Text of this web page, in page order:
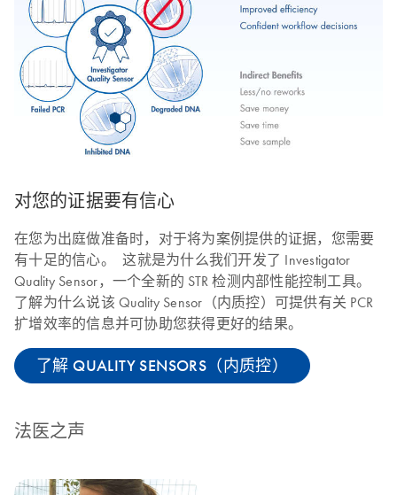
对您的证据要有信心
在您为出庭做准备时，对于将为案例提供的证据，您需要
有十足的信心。 这就是为什么我们开发了 Investigator
Quality Sensor，一个全新的 STR 检测内部性能控制工具。
了解为什么说该 Quality Sensor（内质控）可提供有关 PCR
扩增效率的信息并可协助您获得更好的结果。
了解 QUALITY SENSORS（内质控）
法医之声